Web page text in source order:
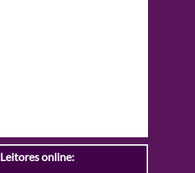
Leitores online: